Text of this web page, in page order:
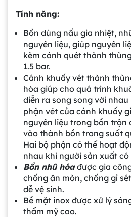
Tính năng:
Bồn dùng nấu gia nhiệt,
nguyên liệu, giúp nguyên
kèm cánh quét thành
1.5 bar.
Cánh khuấy vét thành
hóa giúp cho quá trình
diễn ra song song với
phận vét của cánh khuấy
nguyên liệu trong bồn trộn
vào thành bồn trong suốt
Hai bộ phận có thể hoạt
nhau khi người sản xuất có
Bồn nhũ hóađược gia
chống ăn mòn, chống gỉ
dễ vệ sinh.
Bề mặt inox được xử lý
thẩm mỹ cao.